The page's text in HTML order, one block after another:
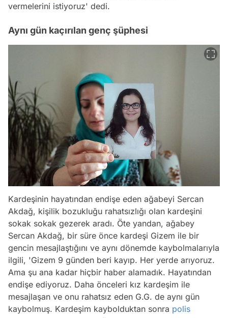
vermelerini istiyoruz' dedi.
Aynı gün kaçırılan genç şüphesi
Kardeşinin hayatından endişe eden ağabeyi Sercan
Akdağ, kişilik bozukluğu rahatsızlığı olan kardeşini
sokak sokak gezerek aradı. Öte yandan, ağabey
Sercan Akdağ, bir süre önce kardeşi Gizem ile bir
gencin mesajlaştığını ve aynı dönemde kaybolmalarıyla
ilgili, 'Gizem 9 günden beri kayıp. Her yerde arıyoruz.
Ama şu ana kadar hiçbir haber alamadık. Hayatından
endişe ediyoruz. Daha önceleri kız kardeşim ile
mesajlaşan ve onu rahatsız eden G.G. de aynı gün
kaybolmuş. Kardeşim kaybolduktan sonra polis